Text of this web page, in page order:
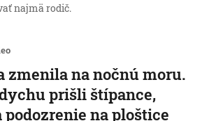
najmä rodič.
zmenila na nočnú moru.
prišli štípance,
podozrenie na ploštice